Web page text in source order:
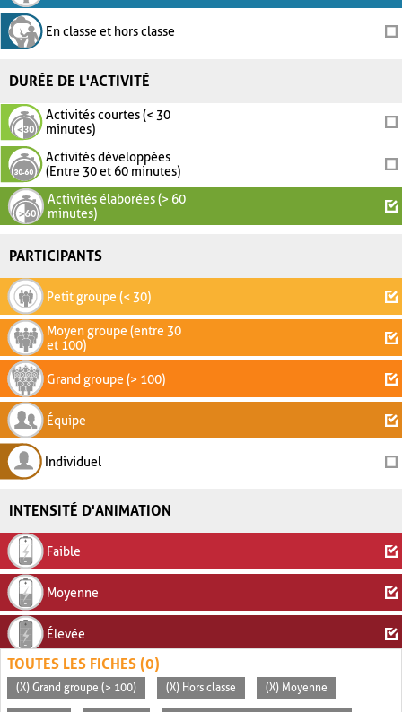
En classe et hors classe
DURÉE DE L'ACTIVITÉ
Activités courtes (< 30
minutes)
Activités développées
(Entre 30 et 60 minutes)
Activités élaborées (> 60
minutes)
PARTICIPANTS
Petit groupe (< 30)
Moyen groupe (entre 30
et 100)
Grand groupe (> 100)
Équipe
Individuel
INTENSITÉ D'ANIMATION
Faible
Moyenne
Élevée
TOUTES LES FICHES (0)
(X) Grand groupe (> 100) (X) Hors classe (X) Moyenne